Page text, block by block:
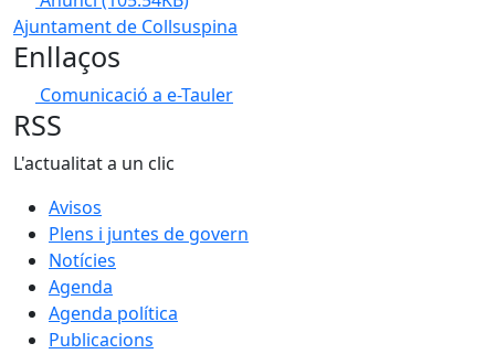
Ajuntament de Collsuspina
Enllaços
Comunicació a e-Tauler
RSS
L'actualitat a un clic
Avisos
Plens i juntes de govern
Notícies
Agenda
Agenda política
Publicacions